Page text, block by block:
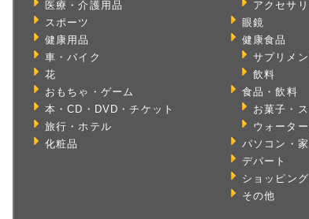
医療・介護用品
スポーツ
健康用品
車・バイク
花
おもちゃ・ゲーム
本・CD・DVD・チケット
旅行・ホテル
化粧品
アクセサ
眼鏡
健康食品
サプリメン
飲料
食品・飲料
お菓子・
ウォータ
パソコン・
デパート
ショッピン
その他